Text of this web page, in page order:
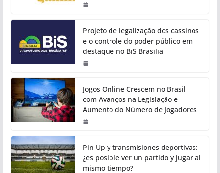
Projeto de legalização dos cassinos
e o controle do poder público em
destaque no BiS Brasília
Jogos Online Crescem no Brasil
com Avanços na Legislação e
Aumento do Número de Jogadores
Pin Up y transmisiones deportivas:
¿es posible ver un partido y jugar al
mismo tiempo?